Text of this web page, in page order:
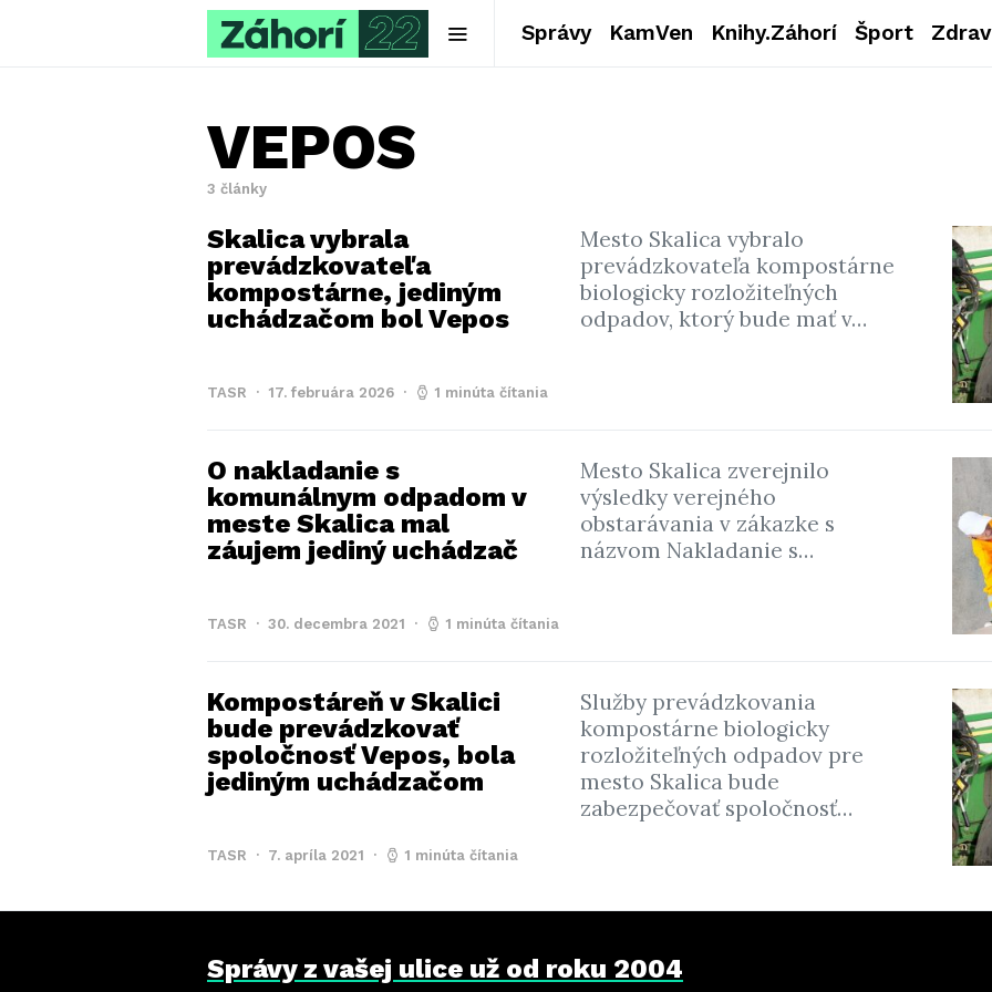
Správy KamVen Knihy.Záhorí Šport
VEPOS
3 články
Skalica vybrala
prevádzkovateľa
kompostárne, jediným
uchádzačom bol Vepos
Mesto Skalica vybralo
prevádzkovateľa kompostárne
biologicky rozložiteľných
odpadov, ktorý bude mať v…
TASR 17. februára 2026 1 minúta čítania
O nakladanie s
komunálnym odpadom v
meste Skalica mal
záujem jediný uchádzač
Mesto Skalica zverejnilo
výsledky verejného
obstarávania v zákazke s
názvom Nakladanie s…
TASR 30. decembra 2021 1 minúta čítania
Kompostáreň v Skalici
bude prevádzkovať
spoločnosť Vepos, bola
jediným uchádzačom
Služby prevádzkovania
kompostárne biologicky
rozložiteľných odpadov pre
mesto Skalica bude
zabezpečovať spoločnosť…
TASR 7. apríla 2021 1 minúta čítania
Správy z vašej ulice už od roku 2004